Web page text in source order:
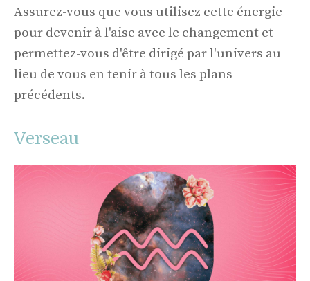
Assurez-vous que vous utilisez cette énergie
pour devenir à l'aise avec le changement et
permettez-vous d'être dirigé par l'univers au
lieu de vous en tenir à tous les plans
précédents.
Verseau